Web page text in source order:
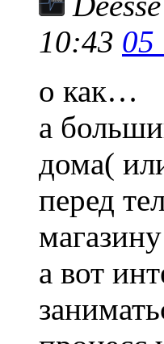
10:43 05
о как…
а
дома(
перед
а вот